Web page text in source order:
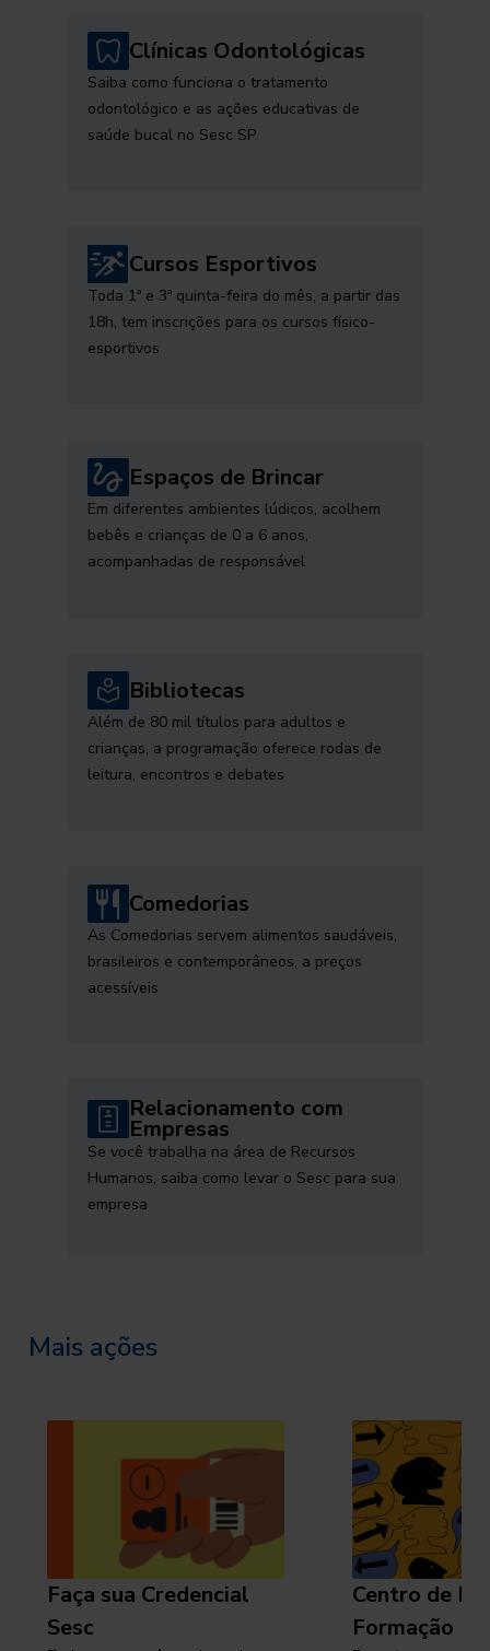
Clínicas Odontológicas
Saiba como funciona o tratamento
odontológico e as ações educativas de
saúde bucal no Sesc SP
Cursos Esportivos
Toda 1ª e 3ª quinta-feira do mês, a partir das
18h, tem inscrições para os cursos físico-
esportivos
Espaços de Brincar
Em diferentes ambientes lúdicos, acolhem
bebês e crianças de 0 a 6 anos,
acompanhadas de responsável
Bibliotecas
Além de 80 mil títulos para adultos e
crianças, a programação oferece rodas de
leitura, encontros e debates
Comedorias
As Comedorias servem alimentos saudáveis,
brasileiros e contemporâneos, a preços
acessíveis
Relacionamento com
Empresas
Se você trabalha na área de Recursos
Humanos, saiba como levar o Sesc para sua
empresa
Mais ações
Faça sua Credencial
Sesc
Centro de
Formação